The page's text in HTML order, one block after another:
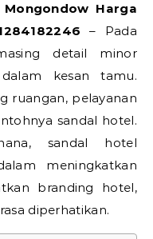
– Pada
detail minor
kesan tamu.
ruangan, pelayanan
sandal hotel.
sandal hotel
meningkatkan
branding hotel,
diperhatikan.